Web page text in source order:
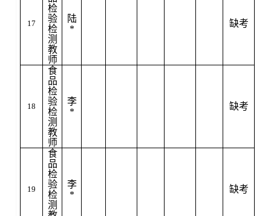
17
检
验
检
测
教
师
陆
*
缺考
18
食
品
检
验
检
测
教
师
李
*
缺考
19
食
品
检
验
检
测
李
*
缺考